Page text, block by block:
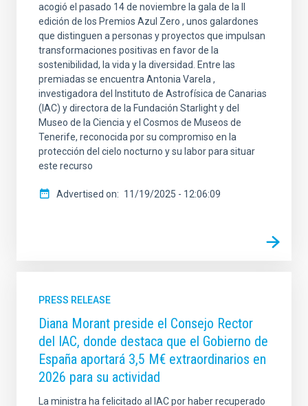
acogió el pasado 14 de noviembre la gala de la II
edición de los Premios Azul Zero , unos galardones
que distinguen a personas y proyectos que impulsan
transformaciones positivas en favor de la
sostenibilidad, la vida y la diversidad. Entre las
premiadas se encuentra Antonia Varela ,
investigadora del Instituto de Astrofísica de Canarias
(IAC) y directora de la Fundación Starlight y del
Museo de la Ciencia y el Cosmos de Museos de
Tenerife, reconocida por su compromiso en la
protección del cielo nocturno y su labor para situar
este recurso
Advertised on 11/19/2025 - 12:06:09
PRESS RELEASE
Diana Morant preside el Consejo Rector
del IAC, donde destaca que el Gobierno de
España aportará 3,5 M€ extraordinarios en
2026 para su actividad
La ministra ha felicitado al IAC por haber recuperado